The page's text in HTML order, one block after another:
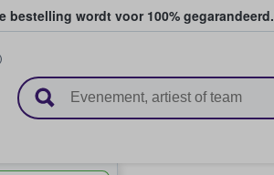
bestelling wordt voor 100% gegarandeerd.